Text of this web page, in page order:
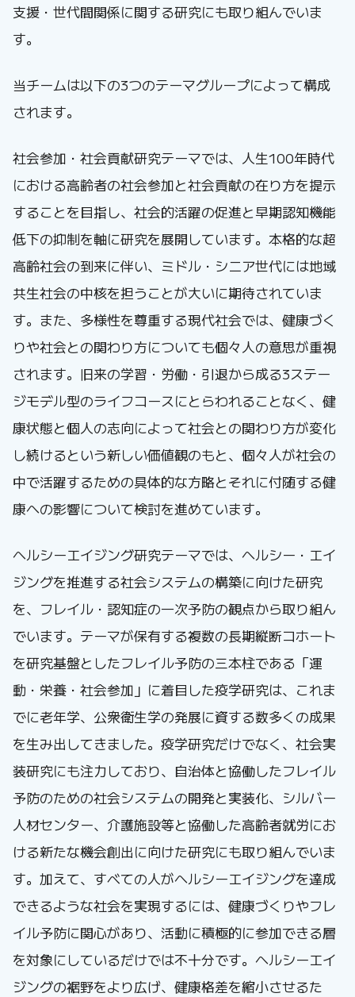
支援・世代間関係に関する研究にも取り組んでいま
す。
当チームは以下の3つのテーマグループによって構成
されます。
社会参加・社会貢献研究テーマでは、人生100年時代
における高齢者の社会参加と社会貢献の在り方を提示
することを目指し、社会的活躍の促進と早期認知機能
低下の抑制を軸に研究を展開しています。本格的な超
高齢社会の到来に伴い、ミドル・シニア世代には地域
共生社会の中核を担うことが大いに期待されていま
す。また、多様性を尊重する現代社会では、健康づく
りや社会との関わり方についても個々人の意思が重視
されます。旧来の学習・労働・引退から成る3ステー
ジモデル型のライフコースにとらわれることなく、健
康状態と個人の志向によって社会との関わり方が変化
し続けるという新しい価値観のもと、個々人が社会の
中で活躍するための具体的な方略とそれに付随する健
康への影響について検討を進めています。
ヘルシーエイジング研究テーマでは、ヘルシー・エイ
ジングを推進する社会システムの構築に向けた研究
を、フレイル・認知症の一次予防の観点から取り組ん
でいます。テーマが保有する複数の長期縦断コホート
を研究基盤としたフレイル予防の三本柱である「運
動・栄養・社会参加」に着目した疫学研究は、これま
でに老年学、公衆衛生学の発展に資する数多くの成果
を生み出してきました。疫学研究だけでなく、社会実
装研究にも注力しており、自治体と協働したフレイル
予防のための社会システムの開発と実装化、シルバー
人材センター、介護施設等と協働した高齢者就労にお
ける新たな機会創出に向けた研究にも取り組んでいま
す。加えて、すべての人がヘルシーエイジングを達成
できるような社会を実現するには、健康づくりやフレ
イル予防に関心があり、活動に積極的に参加できる層
を対象にしているだけでは不十分です。ヘルシーエイ
ジングの裾野をより広げ、健康格差を縮小させるた